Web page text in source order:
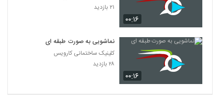
۰۰:۱۶
۲۱ بازدید
۰۰:۱۶
نماشویی به صورت طبقه ای
کلینیک ساختمانی کارویس
۲۸ بازدید